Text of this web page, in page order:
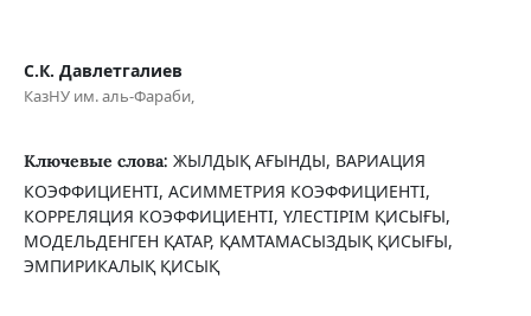
С.К. Давлетгалиев
КазНУ им. аль-Фараби,
Ключевые слова: ЖЫЛДЫҚ АҒЫНДЫ, ВАРИАЦИЯ
КОЭФФИЦИЕНТІ, АСИММЕТРИЯ КОЭФФИЦИЕНТІ,
КОРРЕЛЯЦИЯ КОЭФФИЦИЕНТІ, ҮЛЕСТІРІМ ҚИСЫҒЫ,
МОДЕЛЬДЕНГЕН ҚАТАР, ҚАМТАМАСЫЗДЫҚ ҚИСЫҒЫ,
ЭМПИРИКАЛЫҚ ҚИСЫҚ